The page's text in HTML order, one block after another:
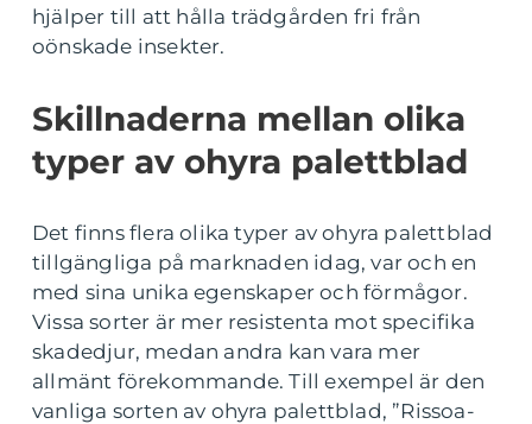
hjälper till att hålla trädgården fri från
oönskade insekter.
Skillnaderna mellan olika
typer av ohyra palettblad
Det finns flera olika typer av ohyra palettblad
tillgängliga på marknaden idag, var och en
med sina unika egenskaper och förmågor.
Vissa sorter är mer resistenta mot specifika
skadedjur, medan andra kan vara mer
allmänt förekommande. Till exempel är den
vanliga sorten av ohyra palettblad, ”Rissoa-